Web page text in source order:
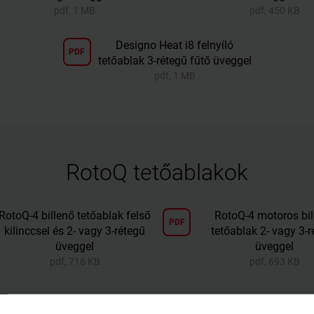
pdf, 1 MB pdf, 450 KB
PDF
Designo Heat i8 felnyíló
tetőablak 3-rétegű fűtő üveggel
pdf, 1 MB
RotoQ tetőablakok
RotoQ-4 billenő tetőablak felső
kilinccsel és 2- vagy 3-rétegű
üveggel
pdf, 716 KB
PDF
RotoQ-4 motoros
tetőablak 2- vagy 3-
üveggel
pdf, 693 KB